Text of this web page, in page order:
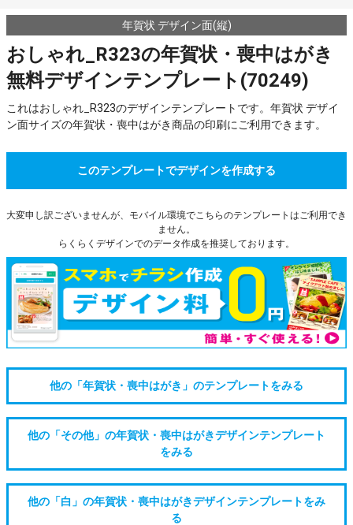
年賀状 デザイン面(縦)
おしゃれ_R323の年賀状・喪中はがき
無料デザインテンプレート(70249)
これはおしゃれ_R323のデザインテンプレートです。年賀状 デザイ
ン面サイズの年賀状・喪中はがき商品の印刷にご利用できます。
このテンプレートでデザインを作成する
大変申し訳ございませんが、モバイル環境でこちらのテンプレートはご利用でき
ません。
らくらくデザインでのデータ作成を推奨しております。
他の「年賀状・喪中はがき」のテンプレートをみる
他の「その他」の年賀状・喪中はがきデザインテンプレート
をみる
他の「白」の年賀状・喪中はがきデザインテンプレートをみ
る